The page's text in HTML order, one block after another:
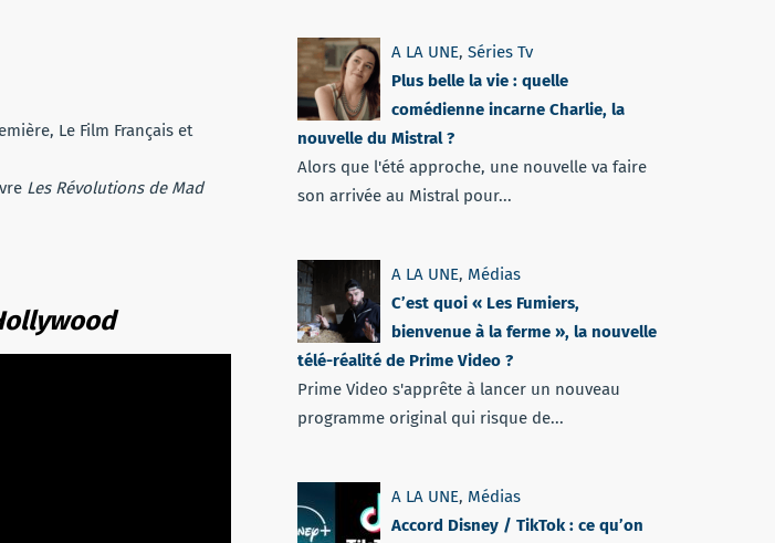
Le Film Français et
Les Révolutions de Mad
A LA UNE, Séries Tv
Plus belle la vie : quelle
comédienne incarne Charlie, la
nouvelle du Mistral ?
Alors que l'été approche, une nouvelle va faire
son arrivée au Mistral pour...
A LA UNE, Médias
C’est quoi « Les Fumiers,
bienvenue à la ferme », la nouvelle
télé-réalité de Prime Video ?
Prime Video s'apprête à lancer un nouveau
programme original qui risque de...
A LA UNE, Médias
Accord Disney / TikTok : ce qu’on